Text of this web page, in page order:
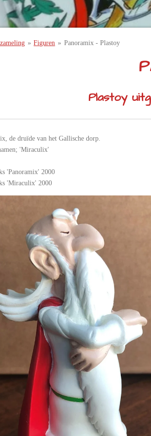
» Figuren » Panoramix - Plastoy
Plastoy
de druïde van het Gallische dorp.
'Miraculix'
'Panoramix' 2000
'Miraculix' 2000